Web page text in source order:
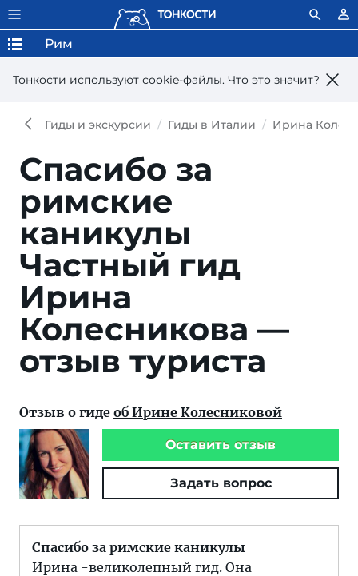
Тонкости используют сookie-файлы. Что это значит?
Рим
Гиды и экскурсии Гиды в Италии Ирина
Спасибо за
римские
каникулы
Частный гид
Ирина
Колесникова —
отзыв туриста
Отзыв о гиде об Ирине Колесниковой
Оставить отзыв
Задать вопрос
Спасибо за римские каникулы
Ирина -великолепный гид. Она